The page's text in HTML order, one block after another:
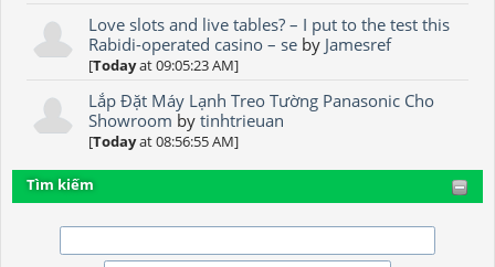
Love slots and live tables? – I put to the test this
Rabidi-operated casino – se by Jamesref
[Todayat 09:05:23 AM]
Lắp Đặt Máy Lạnh Treo Tường Panasonic Cho
Showroom bytinhtrieuan
[Todayat 08:56:55 AM]
Tìm kiếm